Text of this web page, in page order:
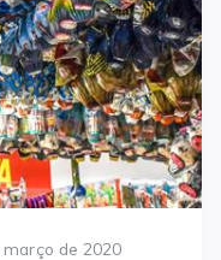
março de 2020